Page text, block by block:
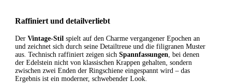
Raffiniert und detailverliebt
Der Vintage-Stil spielt auf den Charme vergangener Epochen an
und zeichnet sich durch seine Detailtreue und die filigranen Muster
aus. Technisch raffiniert zeigen sich Spannfassungen , bei denen
der Edelstein nicht von klassischen Krappen gehalten, sondern
zwischen zwei Enden der Ringschiene eingespannt wird – das
Ergebnis ist ein moderner, schwebender Look.